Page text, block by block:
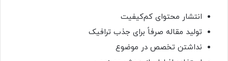
انتشار محتوای کم‌کیفیت
تولید مقاله صرفاً برای جذب ترافیک
نداشتن تخصص در موضوع